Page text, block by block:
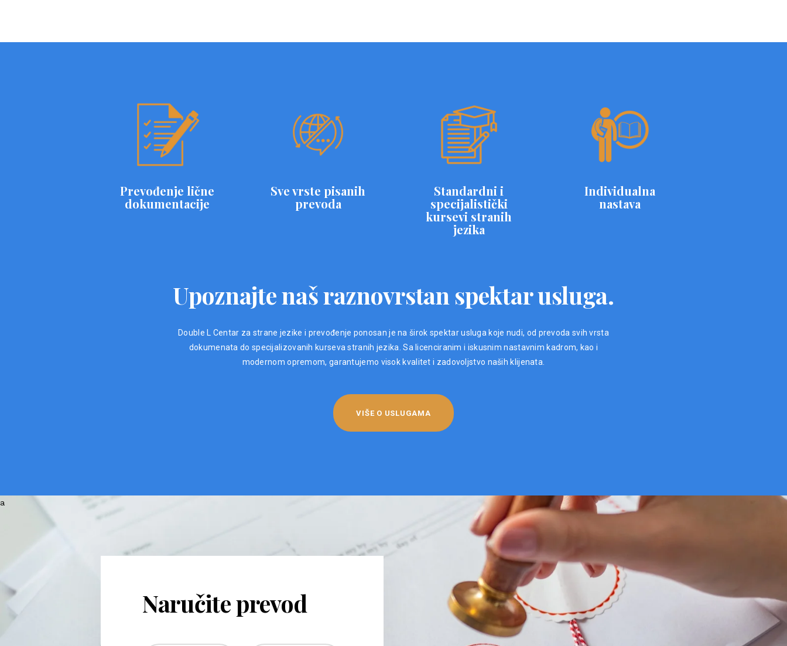
Prevođenje lične
dokumentacije
Sve vrste pisanih
prevoda
Standardni i
specijalistički
kursevi stranih
jezika
Individualna
nastava
Upoznajte naš raznovrstan spektar usluga.
Double L Centar za strane jezike i prevođenje ponosan je na širok spektar usluga koje nudi, od prevoda svih vrsta
dokumenata do specijalizovanih kurseva stranih jezika. Sa licenciranim i iskusnim nastavnim kadrom, kao i
modernom opremom, garantujemo visok kvalitet i zadovoljstvo naših klijenata.
VIŠE O USLUGAMA
Naručite prevod